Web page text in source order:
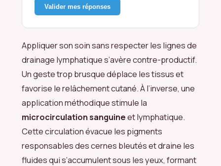
Valider mes réponses
Appliquer son soin sans respecter les lignes de
drainage lymphatique s’avère contre-productif.
Un geste trop brusque déplace les tissus et
favorise le relâchement cutané. À l’inverse, une
application méthodique stimule la
microcirculation sanguineet lymphatique.
Cette circulation évacue les pigments
responsables des cernes bleutés et draine les
fluides qui s’accumulent sous les yeux, formant